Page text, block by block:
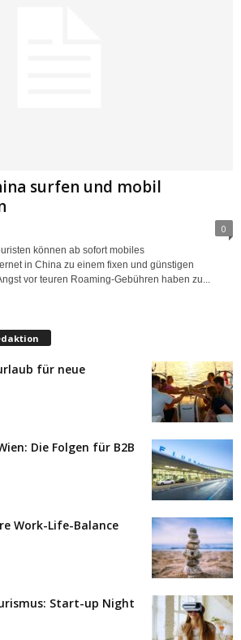
surfen und mobil
0
können ab sofort mobiles
in China zu einem fixen und günstigen
vor teuren Roaming-Gebühren haben zu...
für neue
Die Folgen für B2B
Work-Life-Balance
Start-up Night